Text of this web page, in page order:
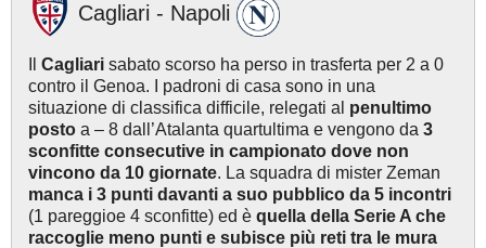
Cagliari - Napoli
Cagliari sabato scorso ha perso in trasferta per 2 a 0
contro il Genoa. I padroni di casa sono in una
situazione di classifica difficile, relegati al penultimo
posto a – 8 dall’Atalanta quartultima e vengono da 3
sconfitte consecutive in campionato dove non
vincono da 10 giornate. La squadra di mister Zeman
manca i 3 punti davanti a suo pubblico da 5 incontri
(1 pareggioe 4 sconfitte) ed è quella della Serie A che
raccoglie meno punti e subisce più reti tra le mura